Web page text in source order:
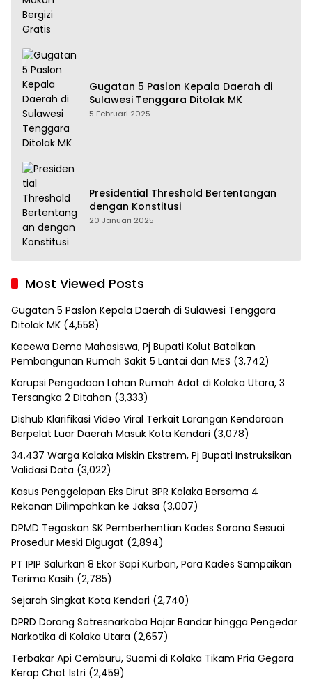
Gugatan 5 Paslon Kepala Daerah di
Sulawesi Tenggara Ditolak MK
5 Februari 2025
Presidential Threshold Bertentangan
dengan Konstitusi
20 Januari 2025
Most Viewed Posts
Gugatan 5 Paslon Kepala Daerah di Sulawesi Tenggara
Ditolak MK (4,558)
Kecewa Demo Mahasiswa, Pj Bupati Kolut Batalkan
Pembangunan Rumah Sakit 5 Lantai dan MES (3,742)
Korupsi Pengadaan Lahan Rumah Adat di Kolaka Utara, 3
Tersangka 2 Ditahan (3,333)
Dishub Klarifikasi Video Viral Terkait Larangan Kendaraan
Berpelat Luar Daerah Masuk Kota Kendari (3,078)
34.437 Warga Kolaka Miskin Ekstrem, Pj Bupati Instruksikan
Validasi Data (3,022)
Kasus Penggelapan Eks Dirut BPR Kolaka Bersama 4
Rekanan Dilimpahkan ke Jaksa (3,007)
DPMD Tegaskan SK Pemberhentian Kades Sorona Sesuai
Prosedur Meski Digugat (2,894)
PT IPIP Salurkan 8 Ekor Sapi Kurban, Para Kades Sampaikan
Terima Kasih (2,785)
Sejarah Singkat Kota Kendari (2,740)
DPRD Dorong Satresnarkoba Hajar Bandar hingga Pengedar
Narkotika di Kolaka Utara (2,657)
Terbakar Api Cemburu, Suami di Kolaka Tikam Pria Gegara
Kerap Chat Istri (2,459)